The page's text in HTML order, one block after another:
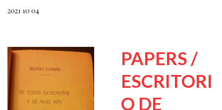
2021 10 04
PAPERS /
ESCRITORI
O DE